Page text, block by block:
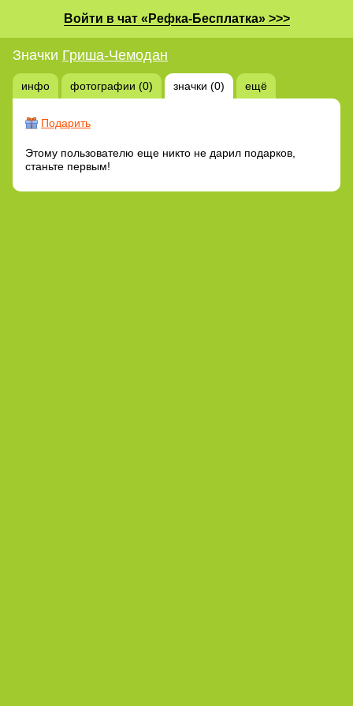
Войти в чат «Рефка-Бесплатка» >>>
Значки Гриша-Чемодан
инфо фотографии (0) значки (0) ещё
Подарить
Этому пользователю еще никто не дарил подарков,
станьте первым!